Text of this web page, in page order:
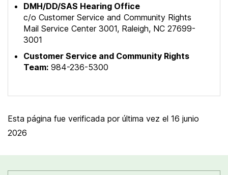
DMH/DD/SAS Hearing Office
c/o Customer Service and Community Rights
Mail Service Center 3001, Raleigh, NC 27699-
3001
Customer Service and Community Rights
Team: 984-236-5300
Esta página fue verificada por última vez el 16 junio
2026